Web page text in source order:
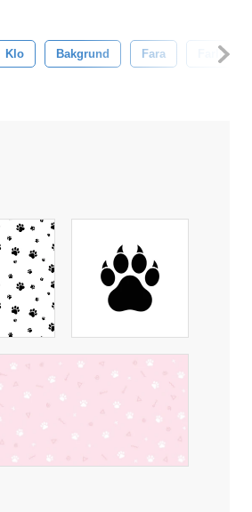
Klo Bakgrund Fara Farlig